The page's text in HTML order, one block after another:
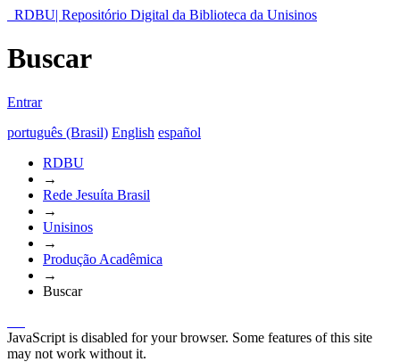
RDBU| Repositório Digital da Biblioteca da Unisinos
Buscar
Entrar
português (Brasil) English español
RDBU
→
Rede Jesuíta Brasil
→
Unisinos
→
Produção Acadêmica
→
Buscar
JavaScript is disabled for your browser. Some features of this site
may not work without it.